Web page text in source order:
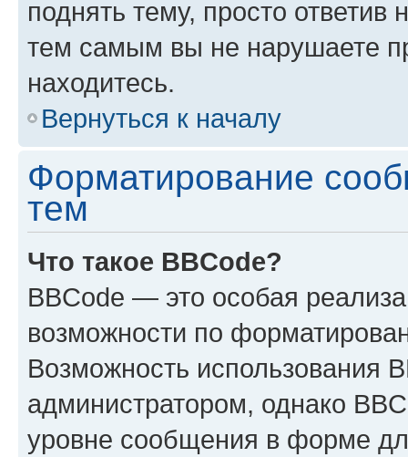
поднять тему, просто ответив
тем самым вы не нарушаете
находитесь.
Вернуться к началу
Форматирование
тем
Что такое BBCode?
BBCode — это особая
возможности по
Возможность использования
администратором, однако
уровне сообщения в форме